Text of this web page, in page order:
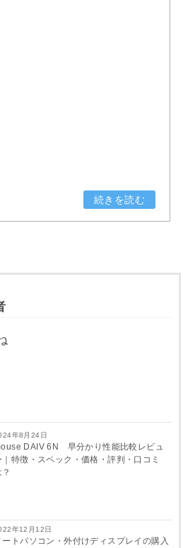
年8月24日
DAIV 6N 早分かり性能比較レビュ
｜特徴・スペック・価格・評判・口コミ
年12月12日
ートパソコン・外付けディスプレイの購入